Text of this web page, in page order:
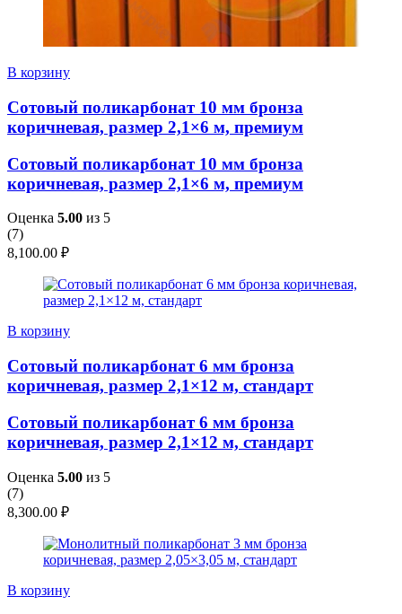
В корзину
Сотовый поликарбонат 10 мм бронза
коричневая, размер 2,1×6 м, премиум
Сотовый поликарбонат 10 мм бронза
коричневая, размер 2,1×6 м, премиум
Оценка 5.00 из 5
(7)
8,100.00 ₽
В корзину
Сотовый поликарбонат 6 мм бронза
коричневая, размер 2,1×12 м, стандарт
Сотовый поликарбонат 6 мм бронза
коричневая, размер 2,1×12 м, стандарт
Оценка 5.00 из 5
(7)
8,300.00 ₽
В корзину